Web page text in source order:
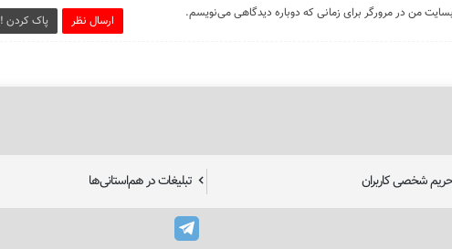
ارسال نظر پاک کردن ! من در مرورگر برای زمانی که دوباره دیدگاهی می‌نویسم.
حریم شخصی کاربران تبلیغات در هم‌استانی‌ها